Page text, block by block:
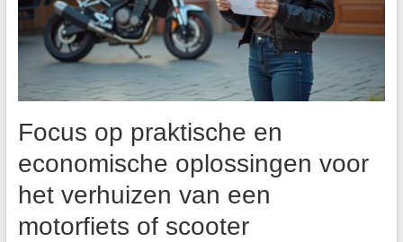
Focus op praktische en
economische oplossingen voor
het verhuizen van een
motorfiets of scooter